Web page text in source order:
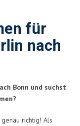
für
nach
Bonn und suchst
richtig! Als